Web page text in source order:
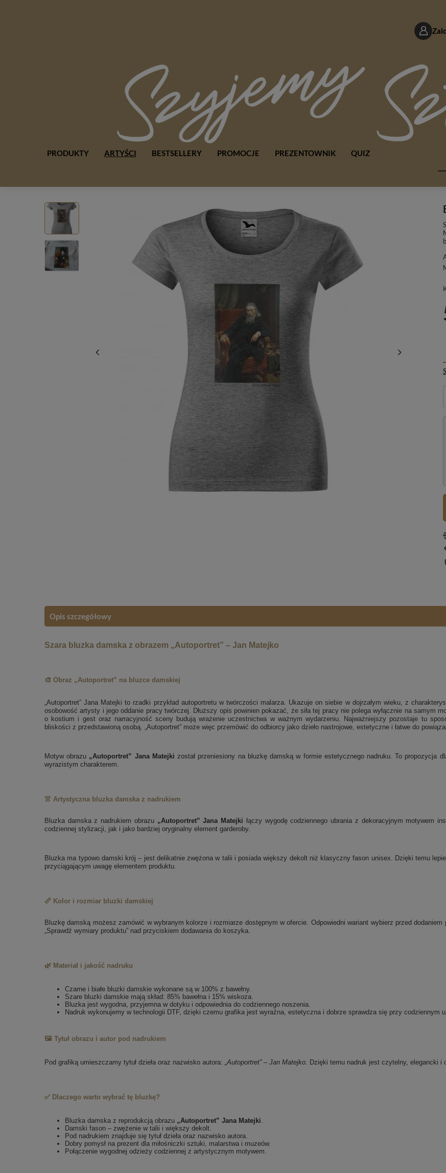
PRODUKTY ARTYŚCI BESTSELLERY PROMOCJE PREZENTOWNIK QUIZ
Opis szczegółowy
Szara bluzka damska z obrazem „Autoportret” – Jan Matejko
🎨 Obraz „Autoportret” na bluzce damskiej
„Autoportret” Jana Matejki to rzadki przykład autoportretu w twórczości malarza. Ukazuje on siebie w dojrzałym wieku, z
osobowość artysty i jego oddanie pracy twórczej. Dłuższy opis powinien pokazać, że siła tej pracy nie polega wyłącznie na samym
o kostium i gest oraz narracyjność sceny budują wrażenie uczestnictwa w ważnym wydarzeniu. Najważniejszy pozostaje tu
bliskości z przedstawioną osobą. „Autoportret” może więc przemówić do odbiorcy jako dzieło nastrojowe, estetyczne i łatwe do
Motyw obrazu „Autoportret” Jana Matejki został przeniesiony na bluzkę damską w formie estetycznego nadruku. To propozycja
wyrazistym charakterem.
👚 Artystyczna bluzka damska z nadrukiem
Bluzka damska z nadrukiem obrazu „Autoportret” Jana Matejki łączy wygodę codziennego ubrania z dekoracyjnym motywem
codziennej stylizacji, jak i jako bardziej oryginalny element garderoby.
Bluzka ma typowo damski krój – jest delikatnie zwężona w talii i posiada większy dekolt niż klasyczny fason unisex. Dzięki temu
przyciągającym uwagę elementem produktu.
📏 Kolor i rozmiar bluzki damskiej
Bluzkę damską możesz zamówić w wybranym kolorze i rozmiarze dostępnym w ofercie. Odpowiedni wariant wybierz przed
„Sprawdź wymiary produktu” nad przyciskiem dodawania do koszyka.
🌿 Materiał i jakość nadruku
Czarne i białe bluzki damskie wykonane są w 100% z bawełny.
Szare bluzki damskie mają skład: 85% bawełna i 15% wiskoza.
Bluzka jest wygodna, przyjemna w dotyku i odpowiednia do codziennego noszenia.
Nadruk wykonujemy w technologii DTF, dzięki czemu grafika jest wyraźna, estetyczna i dobrze sprawdza się przy codziennym
🖼️ Tytuł obrazu i autor pod nadrukiem
Pod grafiką umieszczamy tytuł dzieła oraz nazwisko autora: „Autoportret” – Jan Matejko . Dzięki temu nadruk jest czytelny, elegancki i
✅ Dlaczego warto wybrać tę bluzkę?
Bluzka damska z reprodukcją obrazu „Autoportret” Jana Matejki
Damski fason – zwężenie w talii i większy dekolt.
Pod nadrukiem znajduje się tytuł dzieła oraz nazwisko autora.
Dobry pomysł na prezent dla miłośniczki sztuki, malarstwa i muzeów.
Połączenie wygodnej odzieży codziennej z artystycznym motywem.